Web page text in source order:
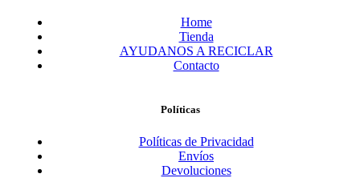
Home
Tienda
AYUDANOS A RECICLAR
Contacto
Políticas
Políticas de Privacidad
Envíos
Devoluciones